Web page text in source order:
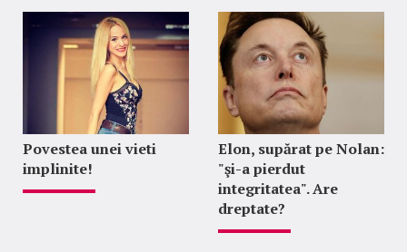
Povestea unei vieti
implinite!
Elon, supărat pe Nolan:
"şi-a pierdut
integritatea". Are
dreptate?